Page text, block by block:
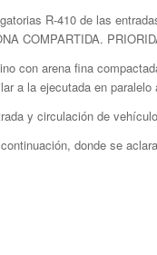
R-410 de las
COMPARTIDA.
con arena fina
a la ejecutada en
y circulación de
donde se